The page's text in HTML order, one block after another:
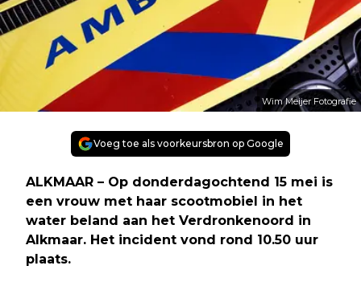
Wim Meijer Fotografie
Voeg toe als voorkeursbron op Google
ALKMAAR – Op donderdagochtend 15 mei is
een vrouw met haar scootmobiel in het
water beland aan het Verdronkenoord in
Alkmaar. Het incident vond rond 10.50 uur
plaats.